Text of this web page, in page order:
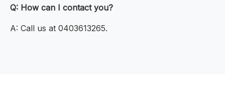
Q: How can I contact you?
A: Call us at 0403613265.